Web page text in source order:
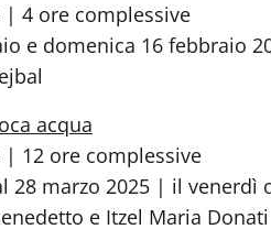
4 ore complessive
e domenica 16 febbraio
acqua
12 ore complessive
28 marzo 2025 | il venerdì
e Itzel Maria Donati